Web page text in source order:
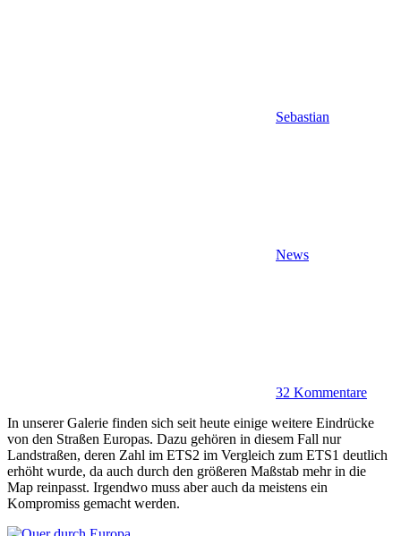
Sebastian
News
32 Kommentare
In unserer Galerie finden sich seit heute einige weitere Eindrücke
von den Straßen Europas. Dazu gehören in diesem Fall nur
Landstraßen, deren Zahl im ETS2 im Vergleich zum ETS1 deutlich
erhöht wurde, da auch durch den größeren Maßstab mehr in die
Map reinpasst. Irgendwo muss aber auch da meistens ein
Kompromiss gemacht werden.